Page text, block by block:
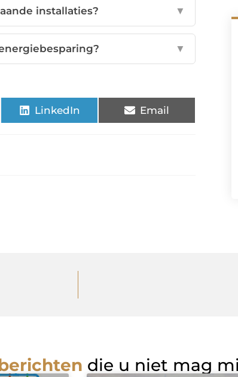
installaties? ▼
▼
LinkedIn Email
die u niet mag